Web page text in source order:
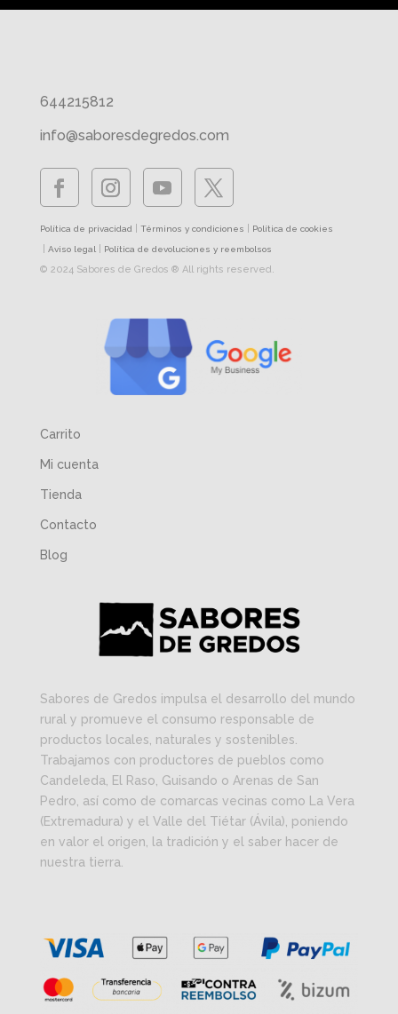
644215812
info@saboresdegredos.com
Política de privacidad Términos y condiciones Política de cookies
Aviso legal| Política de devoluciones y reembolsos
© 2024 Sabores de Gredos ® All rights reserved.
Carrito
Mi cuenta
Tienda
Contacto
Blog
Sabores de Gredos impulsa el desarrollo del mundo
rural y promueve el consumo responsable de
productos locales, naturales y sostenibles.
Trabajamos con productores de pueblos como
Candeleda, El Raso, Guisando o Arenas de San
Pedro, así como de comarcas vecinas como La Vera
(Extremadura) y el Valle del Tiétar (Ávila), poniendo
en valor el origen, la tradición y el saber hacer de
nuestra tierra.